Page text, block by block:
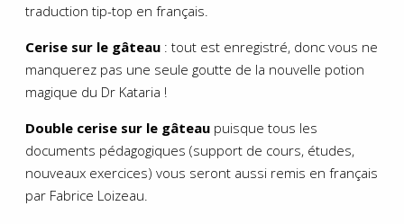
traduction tip-top en français.
Cerise sur le gâteau: tout est enregistré, donc vous ne
manquerez pas une seule goutte de la nouvelle potion
magique du Dr Kataria !
Double cerise sur le gâteaupuisque tous les
documents pédagogiques (support de cours, études,
nouveaux exercices) vous seront aussi remis en français
par Fabrice Loizeau.